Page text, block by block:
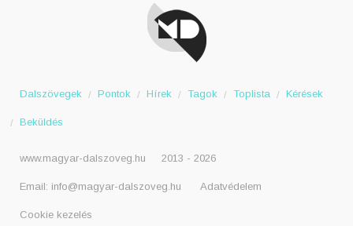
Dalszövegek Pontok Hírek Tagok Toplista Kérések
Beküldés
www.magyar-dalszoveg.hu 2013 - 2026
Email: info@magyar-dalszoveg.hu Adatvédelem
Cookie kezelés